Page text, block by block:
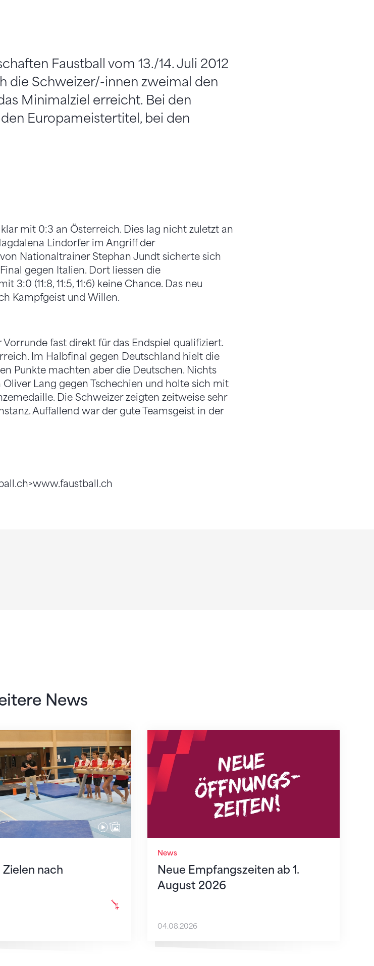
Faustball vom 13./14. Juli 2012
die Schweizer/-innen zweimal den
Minimalziel erreicht. Bei den
Europameistertitel, bei den
mit 0:3 an Österreich. Dies lag nicht zuletzt an
Lindorfer im Angriff der
Nationaltrainer Stephan Jundt sicherte sich
gegen Italien. Dort liessen die
(11:8, 11:5, 11:6) keine Chance. Das neu
Kampfgeist und Willen.
fast direkt für das Endspiel qualifiziert.
Im Halbfinal gegen Deutschland hielt die
Punkte machten aber die Deutschen. Nichts
Lang gegen Tschechien und holte sich mit
Die Schweizer zeigten zeitweise sehr
Auffallend war der gute Teamsgeist in der
News
Zielen nach
nach Zagreb
News
Neue Empfangszeiten ab 1.
August 2026
Neue Empfangszeiten ab 1. August 2026
04.08.2026